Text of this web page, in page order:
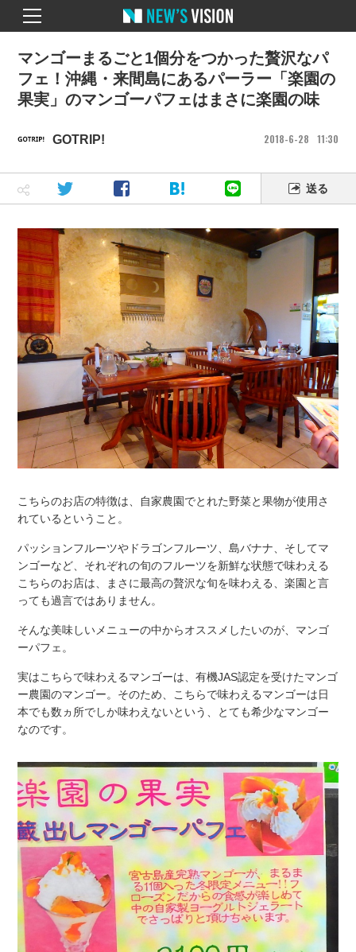
GOTRIP! 2018 6 28 11 30
マンゴーまるごと1個分をつかった贅沢なパ
フェ！沖縄・来間島にあるパーラー「楽園の
果実」のマンゴーパフェはまさに楽園の味
送る
こちらのお店の特徴は、自家農園でとれた野菜と果物が使用さ
れているということ。
パッションフルーツやドラゴンフルーツ、島バナナ、そしてマ
ンゴーなど、それぞれの旬のフルーツを新鮮な状態で味わえる
こちらのお店は、まさに最高の贅沢な旬を味わえる、楽園と言
っても過言ではありません。
そんな美味しいメニューの中からオススメしたいのが、マンゴ
ーパフェ。
実はこちらで味わえるマンゴーは、有機JAS認定を受けたマンゴ
ー農園のマンゴー。そのため、こちらで味わえるマンゴーは日
本でも数ヵ所でしか味わえないという、とても希少なマンゴー
なのです。